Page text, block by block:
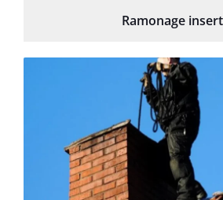
Ramonage insert